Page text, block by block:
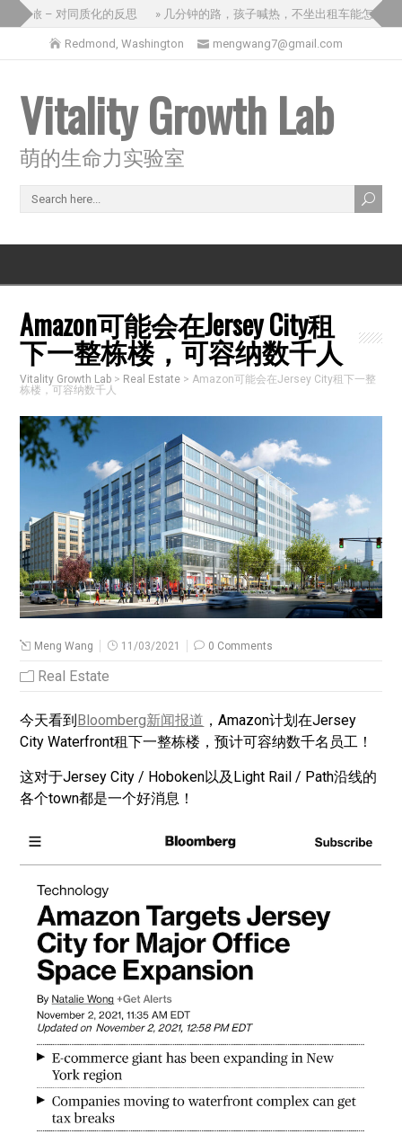
旅 – 对同质化的反思 » 几分钟的路，孩子喊热，不坐出租车能怎么办？
Redmond, Washington mengwang7@gmail.com
Vitality Growth Lab
萌的生命力实验室
Amazon可能会在Jersey City租
下一整栋楼，可容纳数千人
Vitality Growth Lab > Real Estate > Amazon可能会在Jersey City租下一整
栋楼，可容纳数千人
Meng Wang 11/03/2021 0 Comments
Real Estate
今天看到Bloomberg新闻报道 ，Amazon计划在Jersey
City Waterfront租下一整栋楼，预计可容纳数千名员工！
这对于Jersey City / Hoboken以及Light Rail / Path沿线的
各个town都是一个好消息！